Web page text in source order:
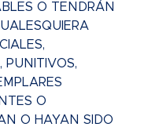
O TENDRÁN
PUNITIVOS,
O
O HAYAN SIDO